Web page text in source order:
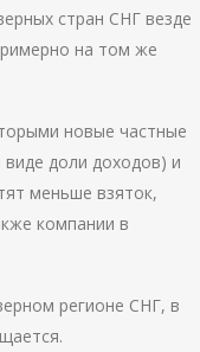
стран СНГ везде
на том же
новые частные
доли доходов) и
меньше взяток,
компании в
регионе СНГ, в